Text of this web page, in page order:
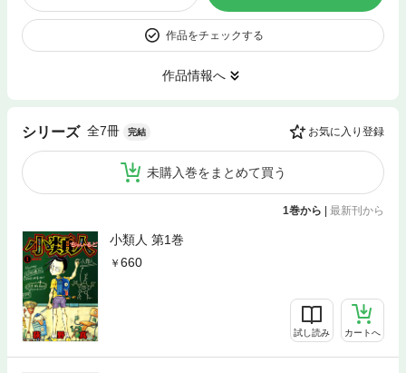
作品をチェックする
作品情報へ
シリーズ 全7冊 完結 お気に入り登録
未購入巻をまとめて買う
1巻から | 最新刊から
小類人 第1巻
660
試し読み カートへ